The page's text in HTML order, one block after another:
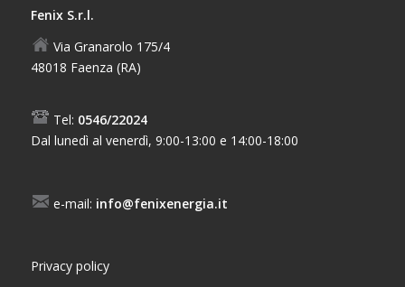
Fenix S.r.l.
Via Granarolo 175/4
48018 Faenza (RA)
Tel: 0546/22024
Dal lunedì al venerdì, 9:00-13:00 e 14:00-18:00
e-mail: info@fenixenergia.it
Privacy policy